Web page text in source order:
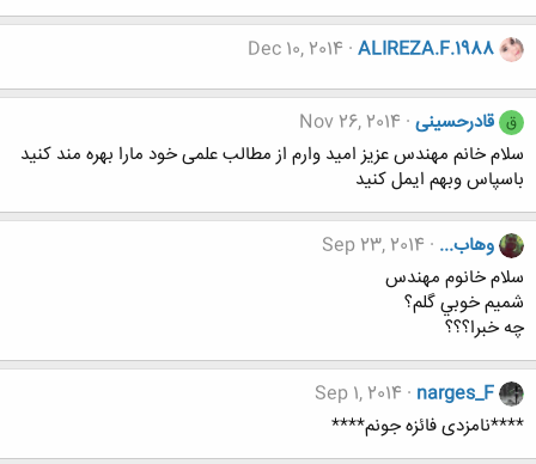
ALIREZA.F.1988
Dec 10, 2014
ق قادرحسینی Nov 26, 2014
سلام خانم مهندس عزیز امید وارم از مطالب علمی خود مارا بهره مند کنید
باسپاس وبهم ایمل کنید
وهاب... Sep 23, 2014
سلام خانوم مهندس
شميم خوبي گلم؟
چه خبرا؟؟؟
narges_F
Sep 1, 2014
****نامزدی فائزه جونم****